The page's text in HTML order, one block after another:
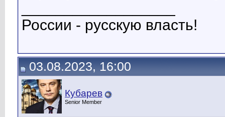
России - русскую власть!
03.08.2023, 16:00
Кубарев
Senior Member